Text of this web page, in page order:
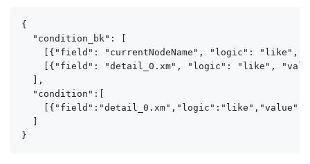
{
  "condition_bk": [
[{"field": "currentNodeName", "logic": "like",
[{"field": "detail_0.xm", "logic": "like",
  ],
  "condition":[
}